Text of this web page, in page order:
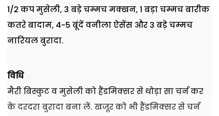
1/2 कप मुसेली, 3 बड़े चम्मच मक्खन, 1 बड़ा चम्मच बारीक
कतरे बादाम, 4-5 बूंदें वनीला ऐसेंस और 3 बड़े चम्मच
नारियल बुरादा.
विधि
मैरी बिस्कुट व मुसेली को हैंडमिक्सर से थोड़ा सा चर्न कर
के दरदरा बुरादा बना लें. खजूर को भी हैंडमिक्सर से चर्न